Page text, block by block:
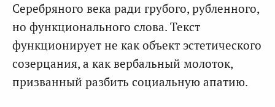
Серебряного века ради грубого, рубленного,
но функционального слова. Текст
функционирует не как объект эстетического
созерцания, а как вербальный молоток,
призванный разбить социальную апатию.